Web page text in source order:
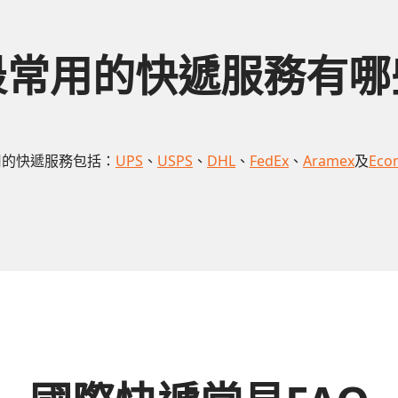
用的快遞服務有哪
快遞服務包括： UPS 、 USPS 、 DHL 、 FedEx 、 Aramex及